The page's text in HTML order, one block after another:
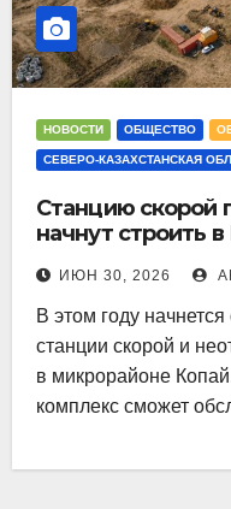
НОВОСТИ ОБЩЕСТВО
СЕВЕРО-КАЗАХСТАНСКАЯ
Станцию скорой
начнут строить
ИЮН 30, 2026
В этом году
станции скорой и
в микрорайоне
комплекс сможет